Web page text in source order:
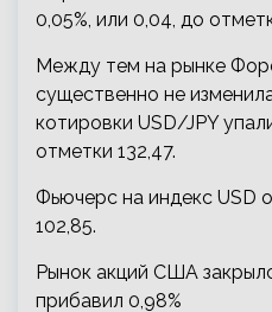
0,05%, или 0,04, до
Между тем на рынке
существенно не
котировки USD/JPY
отметки 132,47.
Фьючерс на индекс USD
102,85.
Рынок акций США
прибавил 0,98%